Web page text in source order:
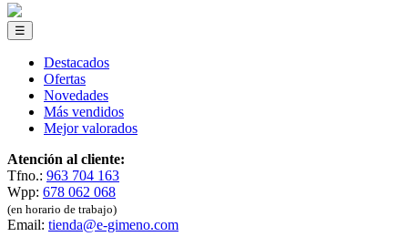
☰
Destacados
Ofertas
Novedades
Más vendidos
Mejor valorados
Atención al cliente:
Tfno.: 963 704 163
Wpp: 678 062 068
(en horario de trabajo)
Email: tienda@e-gimeno.com